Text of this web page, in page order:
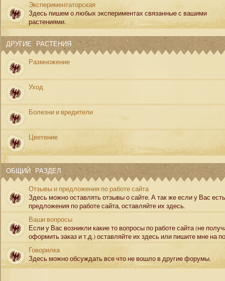
Экспериментаторская
Здесь пишем о любых экспериментах связанные с вашими
растениями.
ДРУГИЕ РАСТЕНИЯ
Размножение
Уход
Болезни и вредители
Цветение
ОБЩИЙ РАЗДЕЛ
Отзывы и предложения по работе сайта
Здесь можно оставлять отзывы о сайте. А так же если у Вас есть
предложения по работе сайта, оставляйте их здесь.
Ваши вопросы
Если у Вас возникли какие то вопросы по работе сайта (не
оформить заказ и т.д.) оставляйте их здесь или пишите мне на
Говорилка
Здесь можно обсуждать все что не вошло в другие форумы.